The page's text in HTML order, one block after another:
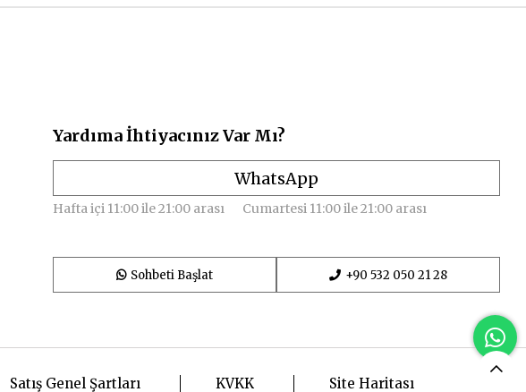
Yardıma İhtiyacınız Var Mı?
WhatsApp
Hafta içi 11:00 ile 21:00 arası Cumartesi 11:00 ile 21:00 arası
Sohbeti Başlat +90 532 050 21 28
Satış Genel Şartları KVKK Site Haritası